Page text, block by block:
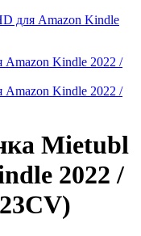
Mietubl
2022 /